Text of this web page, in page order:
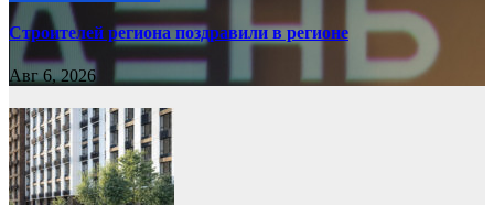
Строителей региона поздравили в регионе
Авг 6, 2026